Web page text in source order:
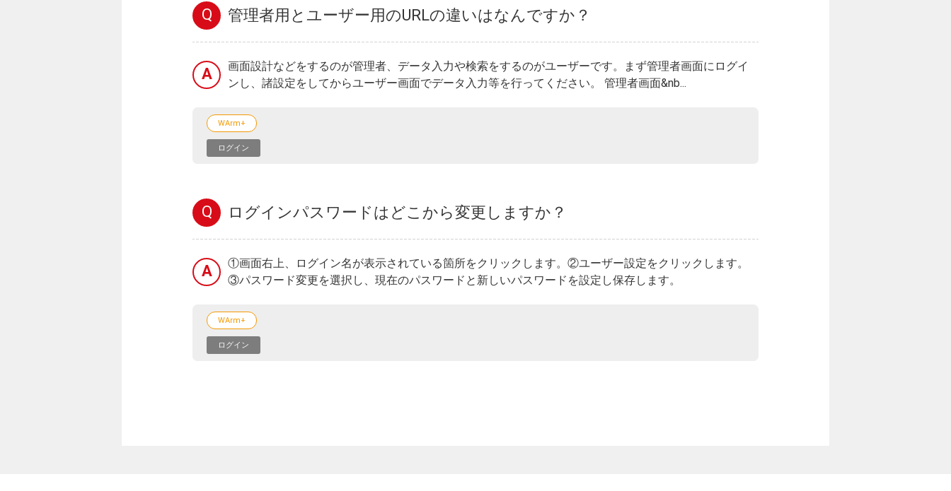
Q 管理者用とユーザー用のURLの違いはなんですか？
A
画面設計などをするのが管理者、データ入力や検索をするのがユーザーです。まず管理者画面にログイ
ンし、諸設定をしてからユーザー画面でデータ入力等を行ってください。 管理者画面&nb...
WArm+
ログイン
Q ログインパスワードはどこから変更しますか？
A
①画面右上、ログイン名が表示されている箇所をクリックします。②ユーザー設定をクリックします。
③パスワード変更を選択し、現在のパスワードと新しいパスワードを設定し保存します。
WArm+
ログイン